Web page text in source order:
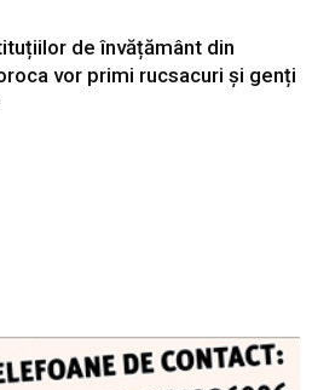
de învățământ din
vor primi rucsacuri și genți